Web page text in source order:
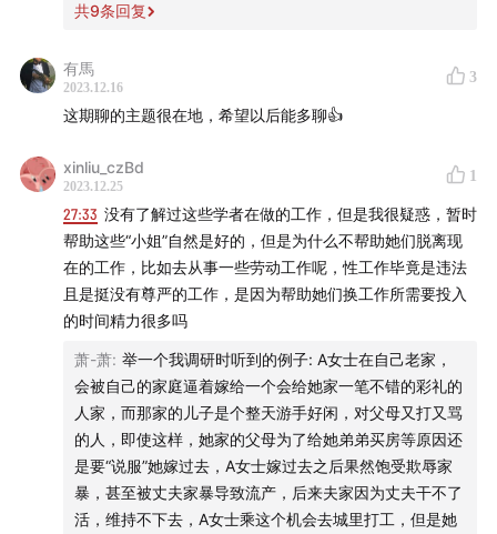
共9条回复
有馬
2023.12.16
3
这期聊的主题很在地，希望以后能多聊👍
xinliu_czBd
2023.12.25
1
27:33
帮助这些“小姐”自然是好的，但是为什么不帮助她们脱离现
在的工作，比如去从事一些劳动工作呢，性工作毕竟是违法
且是挺没有尊严的工作，是因为帮助她们换工作所需要投入
的时间精力很多吗
萧-萧: 举一个我调研时听到的例子: A女士在自己老家，
会被自己的家庭逼着嫁给一个会给她家一笔不错的彩礼的
人家，而那家的儿子是个整天游手好闲，对父母又打又骂
的人，即使这样，她家的父母为了给她弟弟买房等原因还
是要“说服”她嫁过去，A女士嫁过去之后果然饱受欺辱家
暴，甚至被丈夫家暴导致流产，后来夫家因为丈夫干不了
活，维持不下去，A女士乘这个机会去城里打工，但是她